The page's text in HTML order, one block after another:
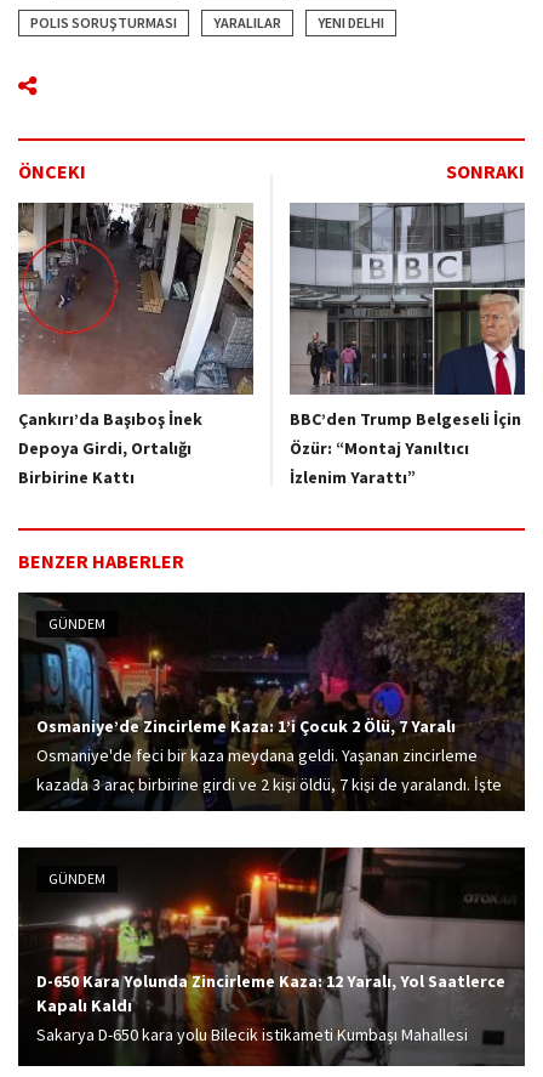
POLIS SORUŞTURMASI YARALILAR YENI DELHI
ÖNCEKI SONRAKI
Çankırı’da Başıboş İnek
Depoya Girdi, Ortalığı
Birbirine Kattı
BBC’den Trump Belgeseli İçin
Özür: “Montaj Yanıltıcı
İzlenim Yarattı”
BENZER HABERLER
GÜNDEM
Osmaniye’de Zincirleme Kaza: 1’i Çocuk 2 Ölü, 7 Yaralı
Osmaniye'de feci bir kaza meydana geldi. Yaşanan zincirleme
kazada 3 araç birbirine girdi ve 2 kişi öldü, 7 kişi de yaralandı. İşte
detaylar...
GÜNDEM
D-650 Kara Yolunda Zincirleme Kaza: 12 Yaralı, Yol Saatlerce
Kapalı Kaldı
Sakarya D-650 kara yolu Bilecik istikameti Kumbaşı Mahallesi
mevkiinde iki tır, bir midibüs, bir kamyonet ve iki otomobilin